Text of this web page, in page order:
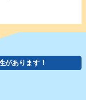
があります！